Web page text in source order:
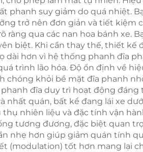
phanh suy giảm do quá nhiệt.
trở nên đơn giản và tiết
ràng qua các nan hoa bánh xe.
biệt. Khi cần thay thế, thiết
dài hơn vì hệ thống phanh đĩa
trình lão hóa. Độ ổn định về
chóng khỏi bề mặt đĩa phanh
đĩa duy trì hoạt động
nhất quán, bất kể đang lái xe
nhiên liệu và đặc tính vận
tương đương, đặc biệt quan
nhẹ hơn giúp giảm quán tính
(modulation) tốt hơn mang lại